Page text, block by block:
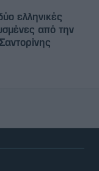
ελληνικές
από την